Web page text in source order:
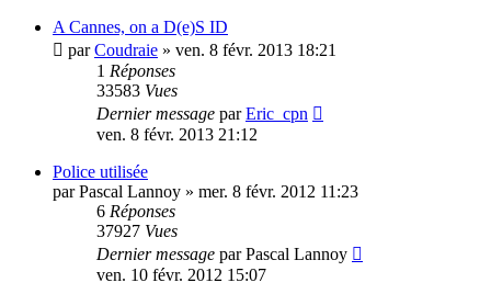
A Cannes, on a D(e)S ID
parCoudraie » ven. 8 févr. 2013 18:21
1 Réponses
33583 Vues
Dernier message parEric_cpn
ven. 8 févr. 2013 21:12
Police utilisée
parPascal Lannoy » mer. 8 févr. 2012 11:23
6 Réponses
37927 Vues
Dernier message parPascal Lannoy
ven. 10 févr. 2012 15:07